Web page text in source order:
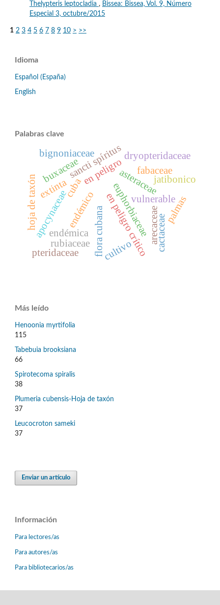
Thelypteris leptocladia , Bissea: Bissea, Vol. 9, Número
Especial 3, octubre/2015
1 2 3 4 5 6 7 8 9 10 > >>
Idioma
Español (España)
English
Palabras clave
asteraceae
endémicoflora cubana
en peligro
euphorbiaceae
endémica en peligro crítico
apocynaceae vulnerable
arecaceae
cultivo
fabaceae
jatibonico
sancti spíritus dryopteridaceae
hoja de taxón
cactaceae
bignoniaceae
buxaceae
palmas
cuba
rubiaceae
pteridaceae
extinta
Más leído
Henoonia myrtifolia
115
Tabebuia brooksiana
66
Spirotecoma spiralis
38
Plumeria cubensis-Hoja de taxón
37
Leucocroton sameki
37
Enviar un artículo
Información
Para lectores/as
Para autores/as
Para bibliotecarios/as